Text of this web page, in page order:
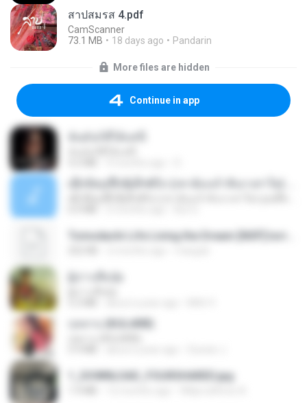
สาปสมรส 4.pdf
CamScanner
73.1 MB
18 days ago Pandarin
More files are hidden
Continue in app
กุหลาบ (KULARB)
1_DOWNLOAD_FOURSHARED.jpg